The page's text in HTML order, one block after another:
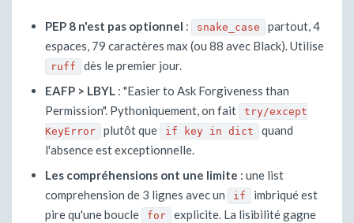
PEP 8 n'est pas optionnel : snake_case
partout, 4
espaces, 79 caractères max (ou 88 avec Black). Utilise
ruff
dès le premier jour.
EAFP > LBYL : "Easier to Ask Forgiveness than
Permission". Pythoniquement, on fait
try/except
KeyError
plutôt que if key in dict
quand
l'absence est exceptionnelle.
Les compréhensions ont une limite : une list
comprehension de 3 lignes avec un
if
imbriqué est
pire qu'une boucle
for
explicite. La lisibilité gagne